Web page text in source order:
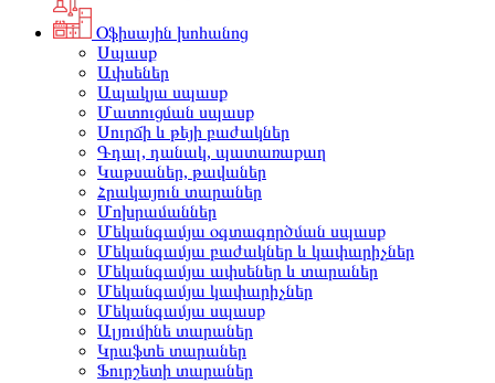
Օֆիսային խոհանոց
Սպասք
Ափսեներ
Ապակյա սպասք
Մատուցման սպասք
Սուրճի և թեյի բաժակներ
Գդալ, դանակ, պատառաքաղ
Կաթսաներ, թավաներ
Հրակայուն տարաներ
Մոխրամաններ
Մեկանգամյա օգտագործման սպասք
Մեկանգամյա բաժակներ և կափարիչներ
Մեկանգամյա ափսեներ և տարաներ
Մեկանգամյա կափարիչներ
Մեկանգամյա սպասք
Ալյումինե տարաներ
Կրաֆտե տարաներ
Ֆուրշետի տարաներ